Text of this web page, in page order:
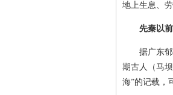
地上生息、
先秦以
据广东郁南
期古人（马
海”的记载，